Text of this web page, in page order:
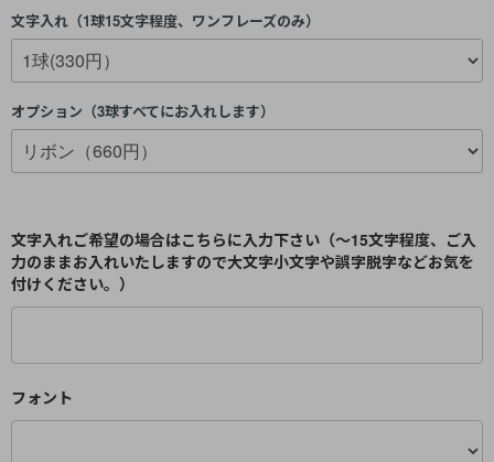
文字入れ（1球15文字程度、ワンフレーズのみ）
オプション（3球すべてにお入れします）
文字入れご希望の場合はこちらに入力下さい（～15文字程度、ご入
力のままお入れいたしますので大文字小文字や誤字脱字などお気を
付けください。）
フォント